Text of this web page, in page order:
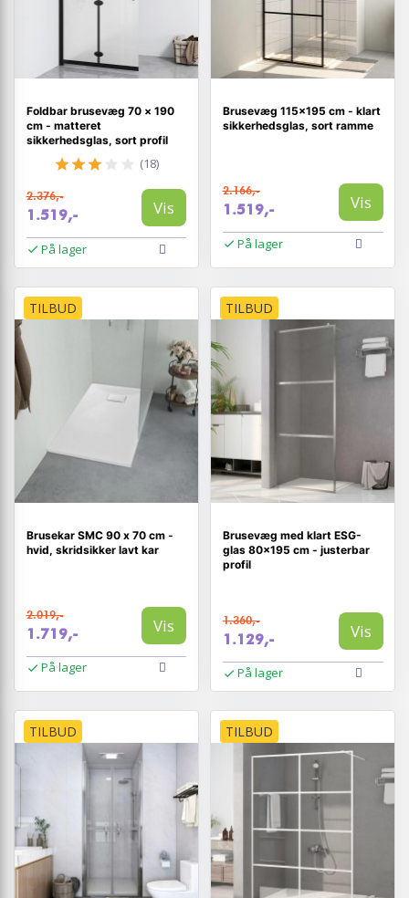
Foldbar brusevæg 70 × 190
cm - matteret
sikkerhedsglas, sort profil
(18)
2.376,-
1.519,- Vis
På lager
Brusevæg 115×195 cm - klart
sikkerhedsglas, sort ramme
2.166,-
1.519,- Vis
På lager
TILBUD
Brusekar SMC 90 x 70 cm -
hvid, skridsikker lavt kar
2.019,-
1.719,- Vis
På lager
TILBUD
Brusevæg med klart ESG-
glas 80×195 cm - justerbar
profil
1.360,-
1.129,- Vis
På lager
TILBUD TILBUD